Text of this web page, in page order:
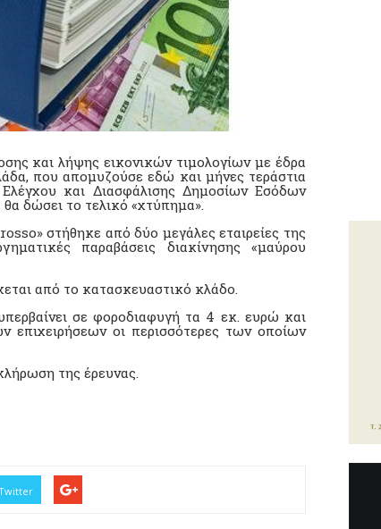
και λήψης εικονικών τιμολογίων με έδρα
που απομυζούσε εδώ και μήνες τεράστια
και Διασφάλισης Δημοσίων Εσόδων
δώσει το τελικό «χτύπημα».
στήθηκε από δύο μεγάλες εταιρείες της
παραβάσεις διακίνησης «μαύρου
από το κατασκευαστικό κλάδο.
σε φοροδιαφυγή τα 4 εκ. ευρώ και
οι περισσότερες των οποίων
της έρευνας.